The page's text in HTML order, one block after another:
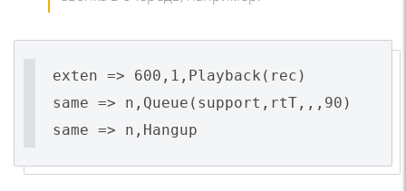
exten => 600,1,Playback(rec)
same => n,Queue(support,rtT,,,90)
same => n,Hangup